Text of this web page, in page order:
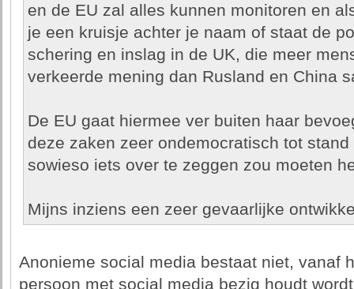
en de EU zal alles kunnen monitoren en
je een kruisje achter je naam of staat de
schering en inslag in de UK, die meer
verkeerde mening dan Rusland en China
De EU gaat hiermee ver buiten haar
deze zaken zeer ondemocratisch tot
sowieso iets over te zeggen zou moeten
Mijns inziens een zeer gevaarlijke
Anonieme social media bestaat niet, vanaf
persoon met social media bezig houdt